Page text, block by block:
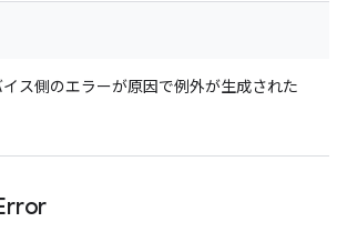
イス側のエラーが原因で例外が生成された